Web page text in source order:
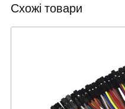
Схожі товари